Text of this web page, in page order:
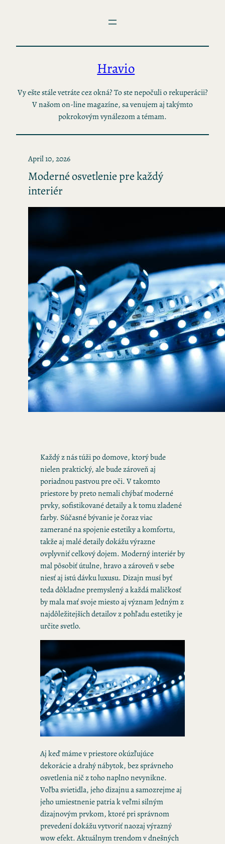
Hravio
Vy ešte stále vetráte cez okná? To ste nepočuli o rekuperácii?
V našom on-line magazíne, sa venujem aj takýmto
pokrokovým vynálezom a témam.
April 10, 2026
Moderné osvetlenie pre každý
interiér
Každý z nás túži po domove, ktorý bude
nielen praktický, ale bude zároveň aj
poriadnou pastvou pre oči. V takomto
priestore by preto nemali chýbať moderné
prvky, sofistikované detaily a k tomu zladené
farby. Súčasné bývanie je čoraz viac
zamerané na spojenie estetiky a komfortu,
takže aj malé detaily dokážu výrazne
ovplyvniť celkový dojem. Moderný interiér by
mal pôsobiť útulne, hravo a zároveň v sebe
niesť aj istú dávku luxusu. Dizajn musí byť
teda dôkladne premyslený a každá maličkosť
by mala mať svoje miesto aj význam Jedným z
najdôležitejších detailov z pohľadu estetiky je
určite svetlo.
Aj keď máme v priestore okúzľujúce
dekorácie a drahý nábytok, bez správneho
osvetlenia nič z toho naplno nevynikne.
Voľba svietidla, jeho dizajnu a samozrejme aj
jeho umiestnenie patria k veľmi silným
dizajnovým prvkom, ktoré pri správnom
prevedení dokážu vytvoriť naozaj výrazný
wow efekt. Aktuálnym trendom v dnešných